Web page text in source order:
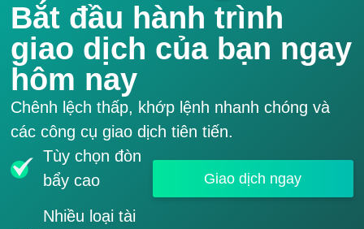
Bắt đầu hành trình
giao dịch của bạn ngay
hôm nay
Chênh lệch thấp, khớp lệnh nhanh chóng và
các công cụ giao dịch tiên tiến.
Tùy chọn đòn
bẩy cao
Nhiều loại tài
Giao dịch ngay